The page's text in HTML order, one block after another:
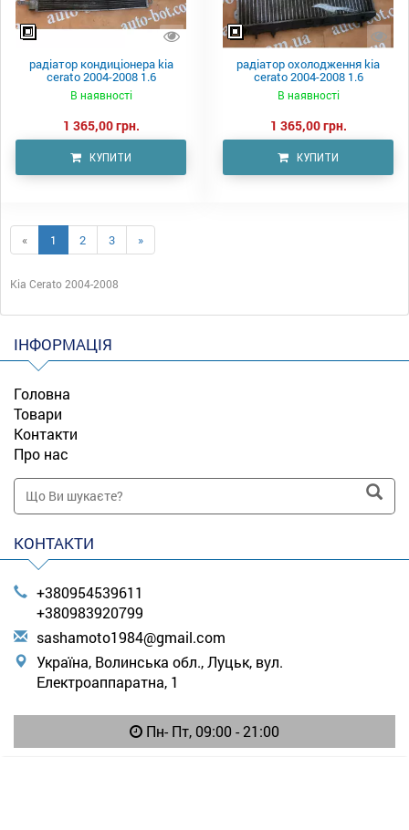
радіатор кондиціонера kia
cerato 2004-2008 1.6
В наявності
1 365,00 грн.
КУПИТИ
радіатор охолодження kia
cerato 2004-2008 1.6
В наявності
1 365,00 грн.
КУПИТИ
« 1 2 3 »
Kia Cerato 2004-2008
ІНФОРМАЦІЯ
Головна
Товари
Контакти
Про нас
КОНТАКТИ
+380954539611
+380983920799
sashamoto1984@gmail.com
Україна, Волинська обл., Луцьк, вул.
Електроаппаратна, 1
Пн- Пт, 09:00 - 21:00